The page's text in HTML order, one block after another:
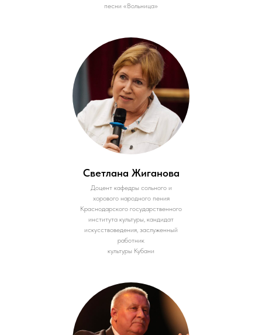
песни «Вольница»
Светлана Жиганова
Доцент кафедры сольного и
хорового народного пения
Краснодарского государственного
института культуры, кандидат
искусствоведения, заслуженный
работник
культуры Кубани